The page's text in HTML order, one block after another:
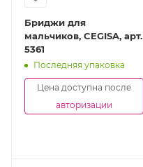
Бриджи для
мальчиков, CEGISA, арт.
5361
Последняя упаковка
Цена доступна после
авторизации